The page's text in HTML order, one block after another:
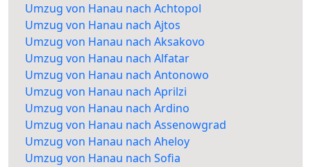
Umzug von Hanau nach Achtopol
Umzug von Hanau nach Ajtos
Umzug von Hanau nach Aksakovo
Umzug von Hanau nach Alfatar
Umzug von Hanau nach Antonowo
Umzug von Hanau nach Aprilzi
Umzug von Hanau nach Ardino
Umzug von Hanau nach Assenowgrad
Umzug von Hanau nach Aheloy
Umzug von Hanau nach Sofia